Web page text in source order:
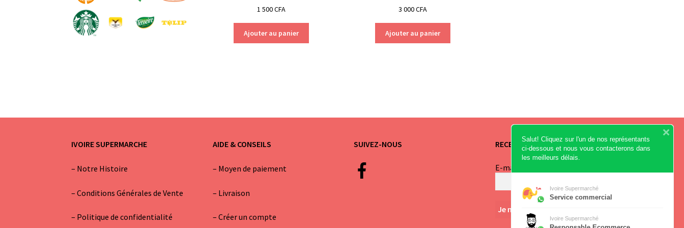
1 500CFA
Ajouter au panier
3 000CFA
Ajouter au panier
IVOIRE SUPERMARCHE
– Notre Histoire
–Conditions Générales de Vente
– Politique de confidentialité
AIDE & CONSEILS
– Moyen de paiement
– Livraison
– Créer un compte
SUIVEZ-NOUS RECEVEZ NOS OFFRES
E-mail
Salut! Cliquez sur l'un de nos représentants
ci-dessous et nous vous contacterons dans
les meilleurs délais.
Ivoire Supermarché
Service commercial
Ivoire Supermarché